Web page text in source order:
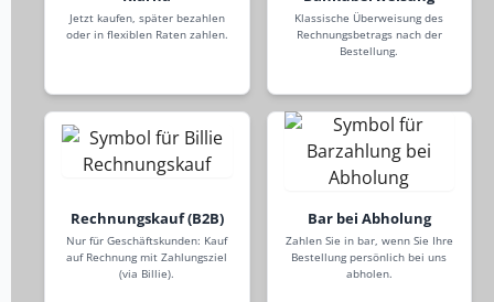
Jetzt kaufen, später bezahlen
oder in flexiblen Raten zahlen.
Klassische Überweisung des
Rechnungsbetrags nach der
Bestellung.
Rechnungskauf (B2B)
Nur für Geschäftskunden: Kauf
auf Rechnung mit Zahlungsziel
(via Billie).
Bar bei Abholung
Zahlen Sie in bar, wenn Sie Ihre
Bestellung persönlich bei uns
abholen.